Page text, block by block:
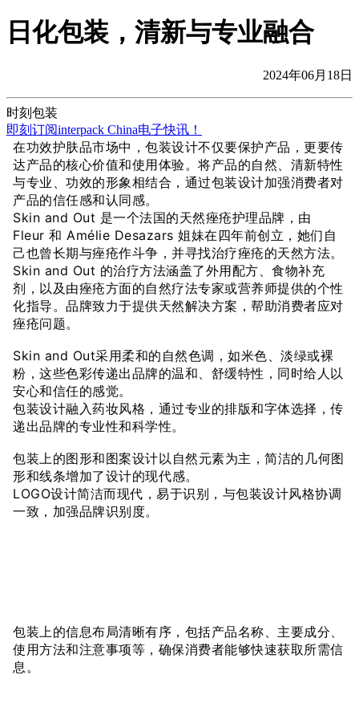
日化包装，清新与专业融合
2024年06月18日
时刻包装
即刻订阅interpack China电子快讯！
在功效护肤品市场中，包装设计不仅要保护产品，更要传
达产品的核心价值和使用体验。将产品的自然、清新特性
与专业、功效的形象相结合，通过包装设计加强消费者对
产品的信任感和认同感。
Skin and Out 是一个法国的天然痤疮护理品牌，由
Fleur 和 Amélie Desazars 姐妹在四年前创立，她们自
己也曾长期与痤疮作斗争，并寻找治疗痤疮的天然方法。
Skin and Out 的治疗方法涵盖了外用配方、食物补充
剂，以及由痤疮方面的自然疗法专家或营养师提供的个性
化指导。品牌致力于提供天然解决方案，帮助消费者应对
痤疮问题。
Skin and Out采用柔和的自然色调，如米色、淡绿或裸
粉，这些色彩传递出品牌的温和、舒缓特性，同时给人以
安心和信任的感觉。
包装设计融入药妆风格，通过专业的排版和字体选择，传
递出品牌的专业性和科学性。
包装上的图形和图案设计以自然元素为主，简洁的几何图
形和线条增加了设计的现代感。
LOGO设计简洁而现代，易于识别，与包装设计风格协调
一致，加强品牌识别度。
包装上的信息布局清晰有序，包括产品名称、主要成分、
使用方法和注意事项等，确保消费者能够快速获取所需信
息。